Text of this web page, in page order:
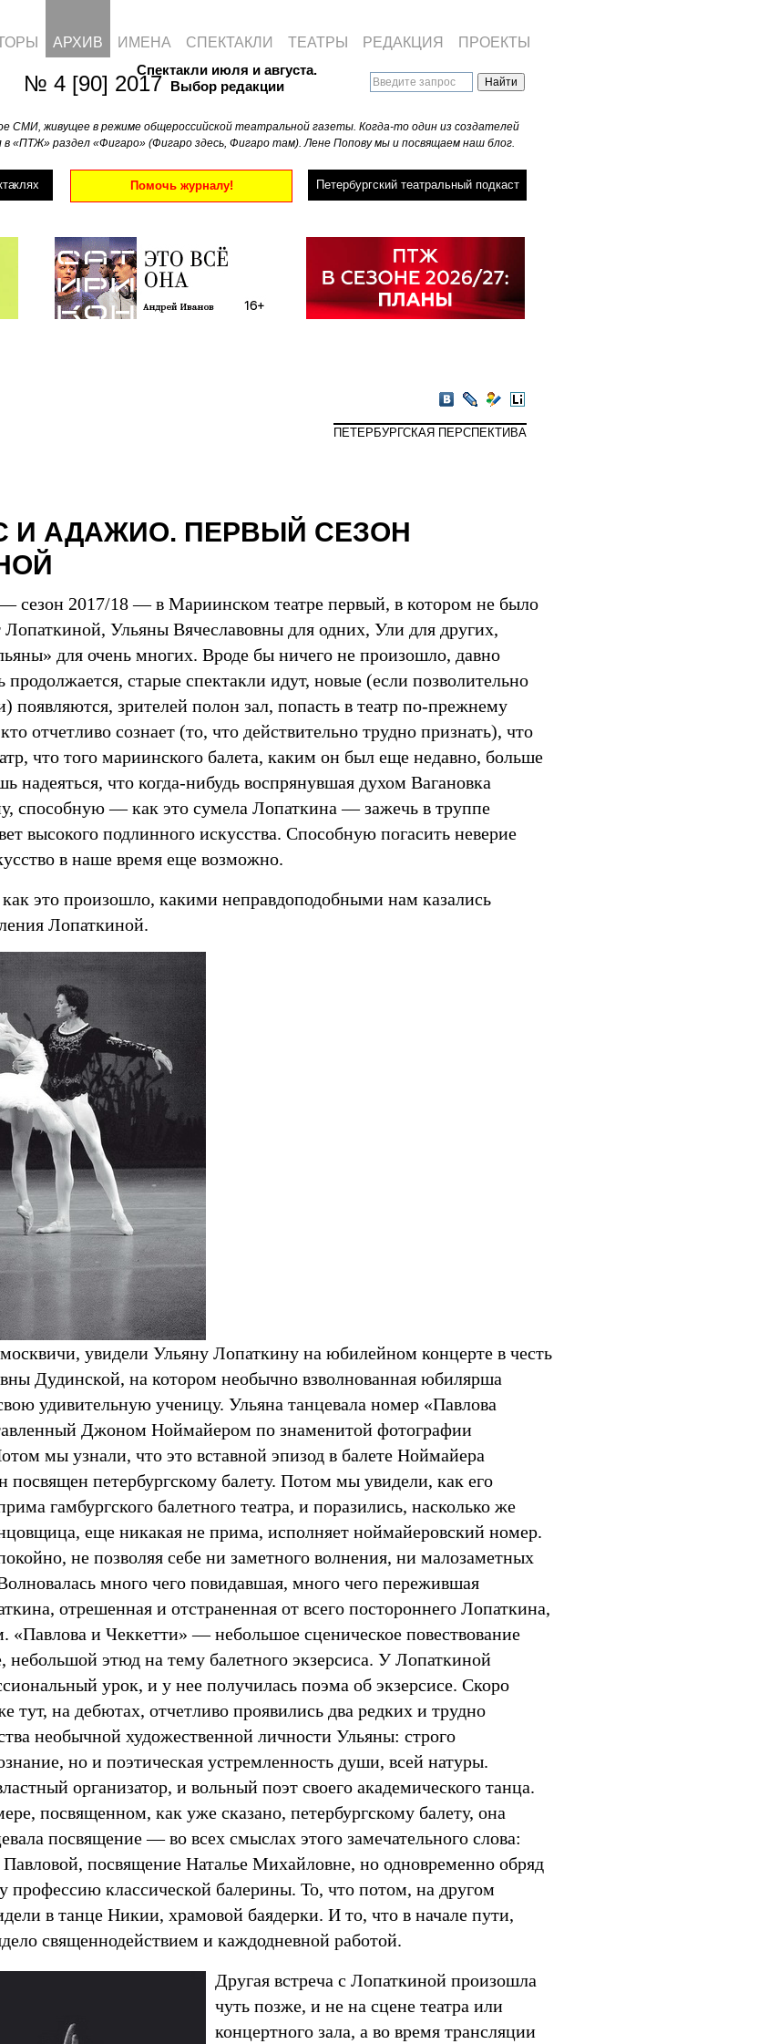
№ 4 [90] 2017
СМИ, живущее в режиме общероссийской театральной газеты. Когда-то один из создателей
в «ПТЖ» раздел «Фигаро» (Фигаро здесь, Фигаро там). Лене Попову мы и посвящаем наш блог.
Спектакли июля и августа.
Выбор редакции
Помочь журналу! Петербургский театральный подкаст
АРХИВ ИМЕНА СПЕКТАКЛИ ТЕАТРЫ РЕДАКЦИЯ ПРОЕКТЫ
VKontakte
LiveJournal
Мой
LiveInternet
ПЕТЕРБУРГСКАЯ ПЕРСПЕКТИВА
И АДАЖИО. ПЕРВЫЙ СЕЗОН
сезон 2017/18 — в Мариинском театре первый, в котором не было
Лопаткиной, Ульяны Вячеславовны для одних, Ули для других,
для очень многих. Вроде бы ничего не произошло, давно
старые спектакли идут, новые (если позволительно
появляются, зрителей полон зал, попасть в театр по-прежнему
отчетливо сознает (то, что действительно трудно признать), что
что того мариинского балета, каким он был еще недавно, больше
надеяться, что когда-нибудь воспрянувшая духом Вагановка
способную — как это сумела Лопаткина — зажечь в труппе
высокого подлинного искусства. Способную погасить неверие
в наше время еще возможно.
это произошло, какими неправдоподобными нам казались
Лопаткиной.
увидели Ульяну Лопаткину на юбилейном концерте в честь
Дудинской, на котором необычно взволнованная юбилярша
удивительную ученицу. Ульяна танцевала номер «Павлова
Джоном Ноймайером по знаменитой фотографии
мы узнали, что это вставной эпизод в балете Ноймайера
петербургскому балету. Потом мы увидели, как его
гамбургского балетного театра, и поразились, насколько же
еще никакая не прима, исполняет ноймайеровский номер.
не позволяя себе ни заметного волнения, ни малозаметных
много чего повидавшая, много чего пережившая
отрешенная и отстраненная от всего постороннего Лопаткина,
«Павлова и Чеккетти» — небольшое сценическое повествование
небольшой этюд на тему балетного экзерсиса. У Лопаткиной
урок, и у нее получилась поэма об экзерсисе. Скоро
тут, на дебютах, отчетливо проявились два редких и трудно
необычной художественной личности Ульяны: строго
но и поэтическая устремленность души, всей натуры.
организатор, и вольный поэт своего академического танца.
посвященном, как уже сказано, петербургскому балету, она
посвящение — во всех смыслах этого замечательного слова:
посвящение Наталье Михайловне, но одновременно обряд
профессию классической балерины. То, что потом, на другом
в танце Никии, храмовой баядерки. И то, что в начале пути,
священнодействием и каждодневной работой.
Другая встреча с Лопаткиной произошла
чуть позже, и не на сцене театра или
концертного зала, а во время трансляции